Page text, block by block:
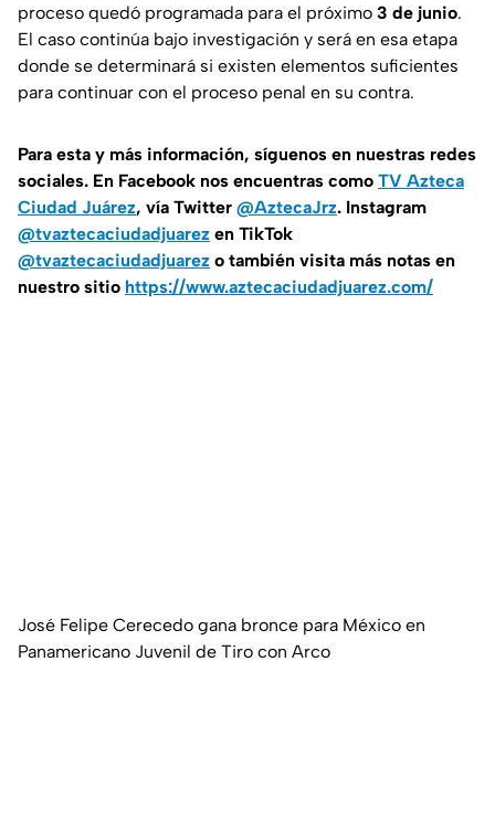
proceso quedó programada para el próximo 3 de junio.
El caso continúa bajo investigación y será en esa etapa
donde se determinará si existen elementos suficientes
para continuar con el proceso penal en su contra.
Para esta y más información, síguenos en nuestras redes
sociales. En Facebook nos encuentras como TV Azteca
Ciudad Juárez, vía Twitter @AztecaJrz. Instagram
@tvaztecaciudadjuarez en TikTok
@tvaztecaciudadjuarez o también visita más notas en
nuestro sitio https://www.aztecaciudadjuarez.com/
José Felipe Cerecedo gana bronce para México en
Panamericano Juvenil de Tiro con Arco